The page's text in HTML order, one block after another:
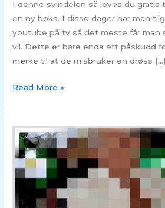
I denne svindelen så loves du gratis
en ny boks. I disse dager har man
youtube på tv så det meste får man
vil. Dette er bare enda ett påskudd
merke til at de misbruker en drøss […]
Read More »
Ny
variant
av
spam